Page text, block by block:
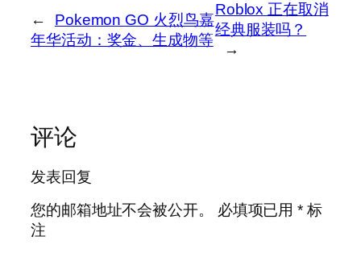
←
Pokemon GO 火烈鸟嘉
年华活动：奖金、生成物等
Roblox 正在取消
经典服装吗？
→
评论
发表回复
您的邮箱地址不会被公开。
必填项已用* 标
注